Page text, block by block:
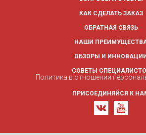
КАК СДЕЛАТЬ ЗАКАЗ
ОБРАТНАЯ СВЯЗЬ
НАШИ
ОБЗОРЫ И ИННОВАЦИИ
СОВЕТЫ
Политика в отношении
ПРИСОЕДИНЯЙСЯ К